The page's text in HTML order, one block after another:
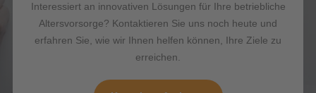
Interessiert an innovativen Lösungen für Ihre betriebliche
Altersvorsorge? Kontaktieren Sie uns noch heute und
erfahren Sie, wie wir Ihnen helfen können, Ihre Ziele zu
erreichen.